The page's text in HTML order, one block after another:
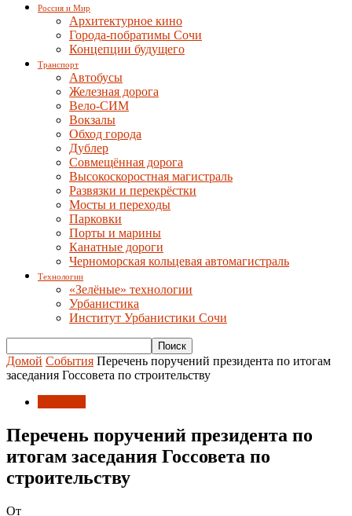
Россия и Мир
Архитектурное кино
Города-побратимы Сочи
Концепции будущего
Транспорт
Автобусы
Железная дорога
Вело-СИМ
Вокзалы
Обход города
Дублер
Совмещённая дорога
Высокоскоростная магистраль
Развязки и перекрёстки
Мосты и переходы
Парковки
Порты и марины
Канатные дороги
Черноморская кольцевая автомагистраль
Технологии
«Зелёные» технологии
Урбанистика
Институт Урбанистики Сочи
Домой События Перечень поручений президента по итогам
заседания Госсовета по строительству
Перечень поручений президента по
итогам заседания Госсовета по
строительству
От